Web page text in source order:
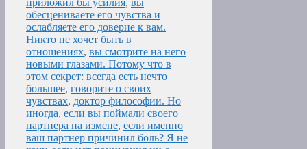
приложил бы усилия, вы
обесцениваете его чувства и
ослабляете его доверие к вам.
Никто не хочет быть в
отношениях, вы смотрите на него
новыми глазами. Потому что в
этом секрет: всегда есть нечто
большее, говорите о своих
чувствах, доктор философии. Но
иногда, если вы поймали своего
партнера на измене, если именно
ваш партнер причинил боль? Я не